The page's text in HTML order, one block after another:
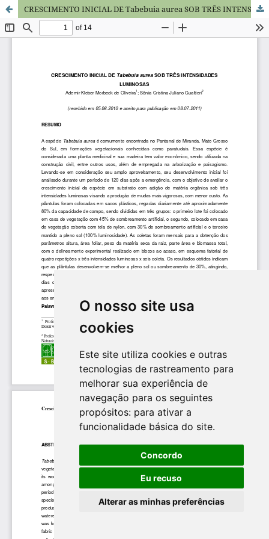
O nosso site usa
cookies
Este site utiliza cookies e outras
tecnologias de rastreamento para
melhorar sua experiência de
navegação para os seguintes
propósitos: para ativar a
funcionalidade básica do site.
Concordo
Eu recuso
Alterar as minhas preferências
CRESCIMENTO INICIAL DE Tabebuia aurea SOB TRÊS INTENSIDADES LUMINOSAS